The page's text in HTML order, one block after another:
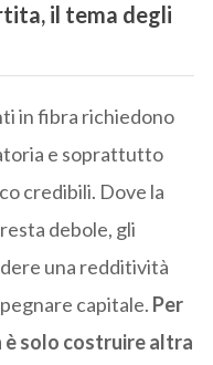
il tema degli
in fibra richiedono
e soprattutto
credibili. Dove la
debole, gli
una redditività
capitale. Per
è solo costruire altra